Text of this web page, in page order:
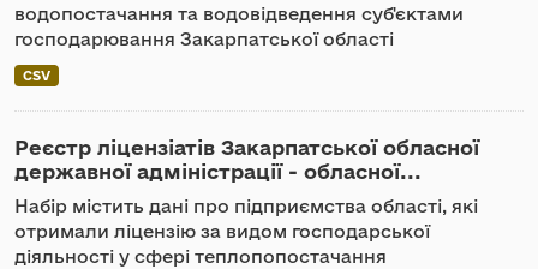
водопостачання та водовідведення суб'єктами
господарювання Закарпатської області
CSV
Реєстр ліцензіатів Закарпатської обласної
державної адміністрації - обласної...
Набір містить дані про підприємства області, які
отримали ліцензію за видом господарської
діяльності у сфері теплопопостачання